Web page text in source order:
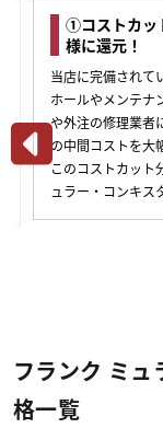
①コストカッ
様に還元！
当店に完備されて
ホールやメンテナ
や外注の修理業者
の中間コストを大
このコストカット
ュラー・コンキス
フランク ミュ
格一覧